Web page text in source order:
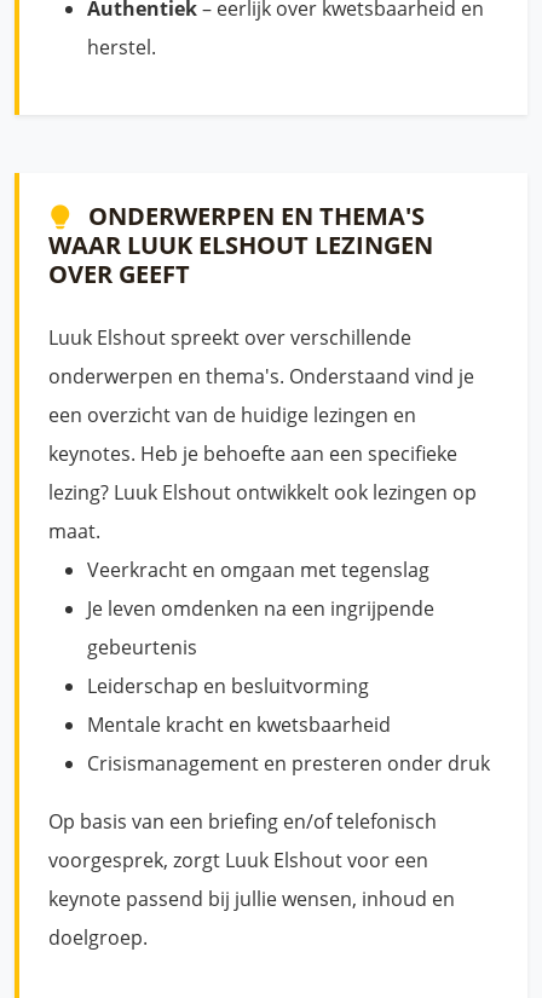
Authentiek– eerlijk over kwetsbaarheid en
herstel.
ONDERWERPEN EN THEMA'S
WAAR LUUK ELSHOUT LEZINGEN
OVER GEEFT
Luuk Elshout spreekt over verschillende
onderwerpen en thema's. Onderstaand vind je
een overzicht van de huidige lezingen en
keynotes. Heb je behoefte aan een specifieke
lezing? Luuk Elshout ontwikkelt ook lezingen op
maat.
Veerkracht en omgaan met tegenslag
Je leven omdenken na een ingrijpende
gebeurtenis
Leiderschap en besluitvorming
Mentale kracht en kwetsbaarheid
Crisismanagement en presteren onder druk
Op basis van een briefing en/of telefonisch
voorgesprek, zorgt Luuk Elshout voor een
keynote passend bij jullie wensen, inhoud en
doelgroep.